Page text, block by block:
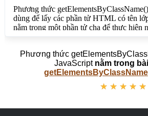
Phương thức
JavaScript nằm trong
★ ★ ★ ★ ★
★ ★ ★ ★ ★